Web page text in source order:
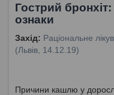
Гострий бронхіт:
ознаки
Захід: Раціональне
(Львів, 14.12.19)
Причини кашлю у